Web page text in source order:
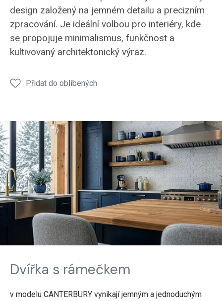
design založený na jemném detailu a precizním
zpracování. Je ideální volbou pro interiéry, kde
se propojuje minimalismus, funkčnost a
kultivovaný architektonický výraz.
Přidat do oblíbených
Dvířka s rámečkem
v modelu CANTERBURY vynikají jemným a jednoduchým